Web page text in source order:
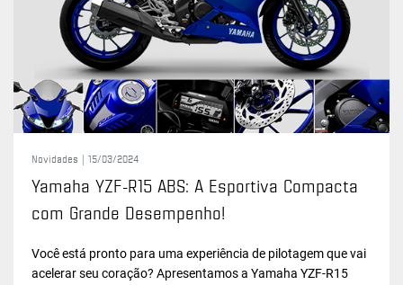
Novidades | 15/03/2024
Yamaha YZF-R15 ABS: A Esportiva Compacta
com Grande Desempenho!
Você está pronto para uma experiência de pilotagem que vai
acelerar seu coração? Apresentamos a Yamaha YZF-R15